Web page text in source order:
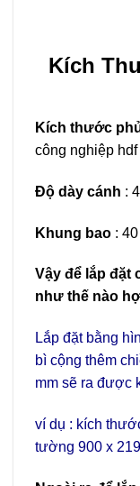
Kích
Kích thước
công nghiệp
Độ dày cánh :
Khung bao :
Vậy để lắp
như thế nào
Lắp đặt bằng
bì cộng thêm
mm sẽ ra được
ví dụ : kích
tường 900 x